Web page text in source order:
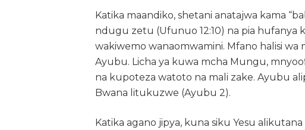
Katika maandiko, shetani anatajwa kama
ndugu zetu (Ufunuo 12:10) na pia hufanya
wakiwemo wanaomwamini. Mfano halisi
Ayubu. Licha ya kuwa mcha Mungu,
na kupoteza watoto na mali zake. Ayubu
Bwana litukuzwe (Ayubu 2).
Katika agano jipya, kuna siku Yesu